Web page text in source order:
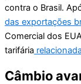
contra o Brasil.
das exportações
Comercial dos
tarifária
Câmbio